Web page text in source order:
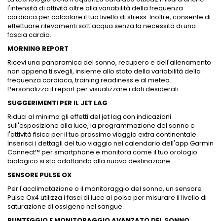
l'intensità di attività oltre alla variabilità della frequenza
cardiaca per calcolare il tuo livello di stress. Inoltre, consente di
effettuare rilevamenti sott'acqua senza la necessità di una
fascia cardio.
MORNING REPORT
Ricevi una panoramica del sonno, recupero e dell'allenamento
non appena ti svegli, insieme allo stato della variabilità della
frequenza cardiaca, training readiness e al meteo.
Personalizza il report per visualizzare i dati desiderati.
SUGGERIMENTI PER IL JET LAG
Riduci al minimo gli effetti del jet lag con indicazioni
sull'esposizione alla luce, la programmazione del sonno e
l'attività fisica per il tuo prossimo viaggio extra continentale.
Inserisci i dettagli del tuo viaggio nel calendario dell'app Garmin
Connect™ per smartphone e monitora come il tuo orologio
biologico si sta adattando alla nuova destinazione.
SENSORE PULSE OX
Per l'acclimatazione o il monitoraggio del sonno, un sensore
Pulse Ox4 utilizza i fasci di luce al polso per misurare il livello di
saturazione di ossigeno nel sangue.